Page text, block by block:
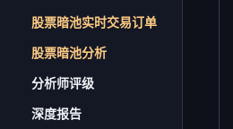
股票暗池实时交易订单
股票暗池分析
分析师评级
深度报告